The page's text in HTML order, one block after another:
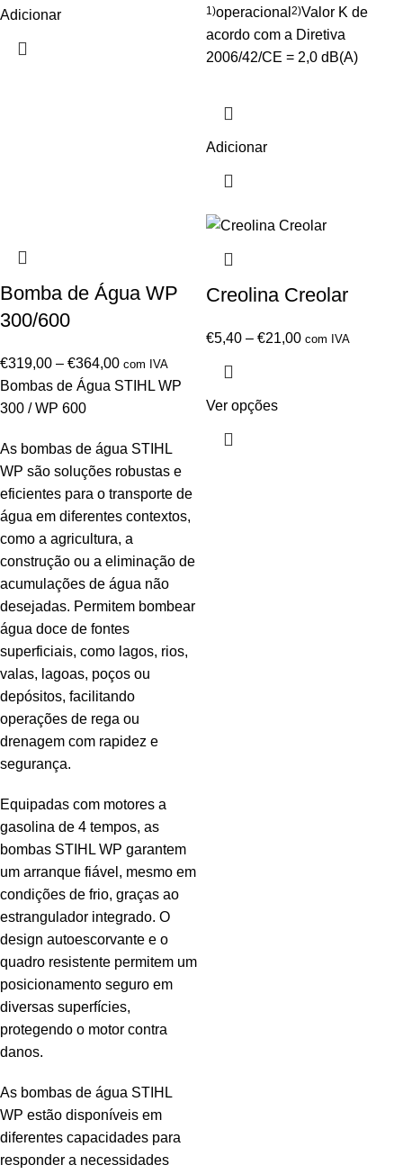
Adicionar 1)operacional 2)Valor K de
acordo com a Diretiva
2006/42/CE = 2,0 dB(A)
Adicionar
Bomba de Água WP
300/600
€319,00 – €364,00 com IVA
Bombas de Água STIHL WP
300 / WP 600
As bombas de água STIHL
WP são soluções robustas e
eficientes para o transporte de
água em diferentes contextos,
como a agricultura, a
construção ou a eliminação de
acumulações de água não
desejadas. Permitem bombear
água doce de fontes
superficiais, como lagos, rios,
valas, lagoas, poços ou
depósitos, facilitando
operações de rega ou
drenagem com rapidez e
segurança.
Equipadas com motores a
gasolina de 4 tempos, as
bombas STIHL WP garantem
um arranque fiável, mesmo em
condições de frio, graças ao
estrangulador integrado. O
design autoescorvante e o
quadro resistente permitem um
posicionamento seguro em
diversas superfícies,
protegendo o motor contra
danos.
As bombas de água STIHL
WP estão disponíveis em
diferentes capacidades para
responder a necessidades
Creolina Creolar
€5,40 – €21,00 com IVA
Ver opções